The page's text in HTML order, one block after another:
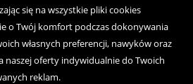
się na wszystkie pliki cookies
o Twój komfort podczas dokonywania
własnych preferencji, nawyków oraz
naszej oferty indywidualnie do Twoich
reklam.